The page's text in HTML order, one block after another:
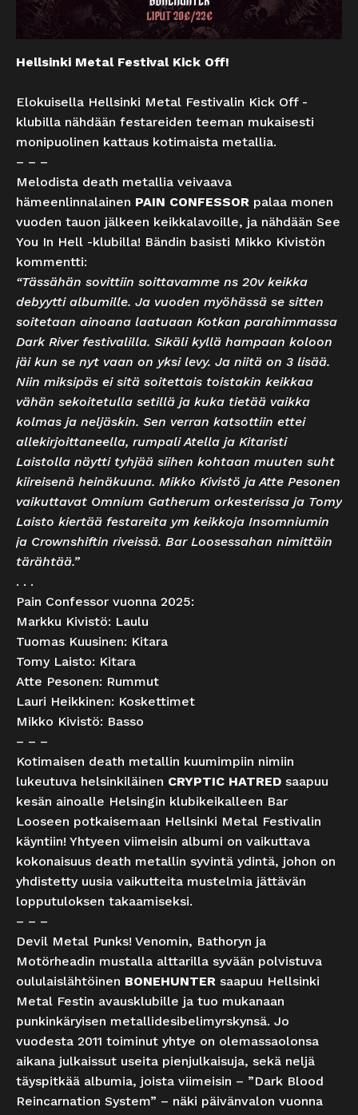
Hellsinki Metal Festival Kick Off!
Elokuisella Hellsinki Metal Festivalin Kick Off -
klubilla nähdään festareiden teeman mukaisesti
monipuolinen kattaus kotimaista metallia.
– – –
Melodista death metallia veivaava
hämeenlinnalainen PAIN CONFESSOR palaa monen
vuoden tauon jälkeen keikkalavoille, ja nähdään See
You In Hell -klubilla! Bändin basisti Mikko Kivistön
kommentti:
“Tässähän sovittiin soittavamme ns 20v keikka
debyytti albumille. Ja vuoden myöhässä se sitten
soitetaan ainoana laatuaan Kotkan parahimmassa
Dark River festivalilla. Sikäli kyllä hampaan koloon
jäi kun se nyt vaan on yksi levy. Ja niitä on 3 lisää.
Niin miksipäs ei sitä soitettais toistakin keikkaa
vähän sekoitetulla setillä ja kuka tietää vaikka
kolmas ja neljäskin. Sen verran katsottiin ettei
allekirjoittaneella, rumpali Atella ja Kitaristi
Laistolla näytti tyhjää siihen kohtaan muuten suht
kiireisenä heinäkuuna. Mikko Kivistö ja Atte Pesonen
vaikuttavat Omnium Gatherum orkesterissa ja Tomy
Laisto kiertää festareita ym keikkoja Insomniumin
ja Crownshiftin riveissä. Bar Loosessahan nimittäin
tärähtää.”
. . .
Pain Confessor vuonna 2025:
Markku Kivistö: Laulu
Tuomas Kuusinen: Kitara
Tomy Laisto: Kitara
Atte Pesonen: Rummut
Lauri Heikkinen: Koskettimet
Mikko Kivistö: Basso
– – –
Kotimaisen death metallin kuumimpiin nimiin
lukeutuva helsinkiläinen CRYPTIC HATRED saapuu
kesän ainoalle Helsingin klubikeikalleen Bar
Looseen potkaisemaan Hellsinki Metal Festivalin
käyntiin! Yhtyeen viimeisin albumi on vaikuttava
kokonaisuus death metallin syvintä ydintä, johon on
yhdistetty uusia vaikutteita mustelmia jättävän
lopputuloksen takaamiseksi.
– – –
Devil Metal Punks! Venomin, Bathoryn ja
Motörheadin mustalla alttarilla syvään polvistuva
oululaislähtöinen BONEHUNTER saapuu Hellsinki
Metal Festin avausklubille ja tuo mukanaan
punkinkäryisen metallidesibelimyrskynsä. Jo
vuodesta 2011 toiminut yhtye on olemassaolonsa
aikana julkaissut useita pienjulkaisuja, sekä neljä
täyspitkää albumia, joista viimeisin – ”Dark Blood
Reincarnation System” – näki päivänvalon vuonna